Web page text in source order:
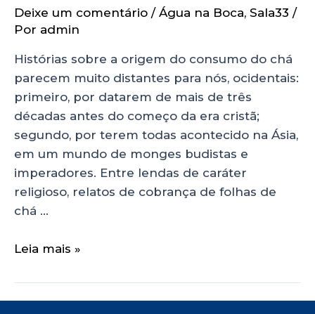
Deixe um comentário / Água na Boca, Sala33 /
Por admin
Histórias sobre a origem do consumo do chá
parecem muito distantes para nós, ocidentais:
primeiro, por datarem de mais de três
décadas antes do começo da era cristã;
segundo, por terem todas acontecido na Ásia,
em um mundo de monges budistas e
imperadores. Entre lendas de caráter
religioso, relatos de cobrança de folhas de
chá …
Leia mais »